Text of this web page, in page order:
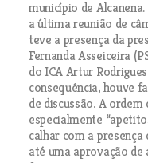
município de
a última reunião de
teve a presença da
Fernanda Asseiceira
do ICA Artur
consequência, houve
de discussão. A ordem
especialmente
calhar com a
até uma aprovação de